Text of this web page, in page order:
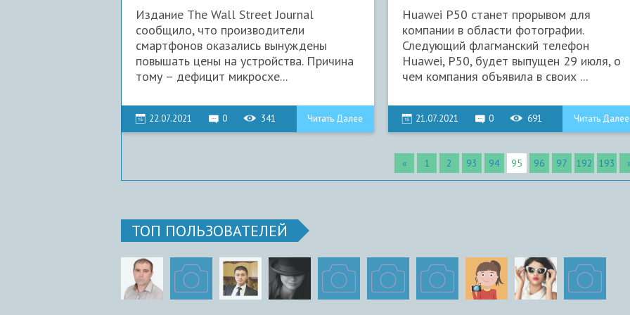
Издание The Wall Street Journal
сообщило, что производители
смартфонов оказались вынуждены
повышать цены на устройства. Причина
тому – дефицит микросхе...
22.07.2021 0 341 Читать Далее
Huawei P50 станет прорывом для
компании в области фотографии.
Следующий флагманский телефон
Huawei, P50, будет выпущен 29 июля, о
чем компания объявила в своих ...
21.07.2021 0 691 Читать Далее
« 1 2 93 94 95 96 97 192 193
ТОП ПОЛЬЗОВАТЕЛЕЙ